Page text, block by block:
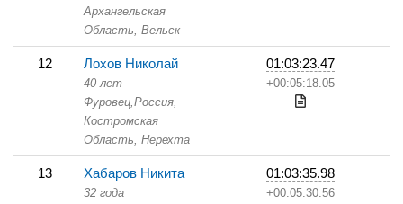
Архангельская
Область, Вельск
12 Лохов Николай
40 лет
Фуровец,Россия,
Костромская
Область, Нерехта
01:03:23.47
+00:05:18.05
13 Хабаров Никита
32 года
01:03:35.98
+00:05:30.56